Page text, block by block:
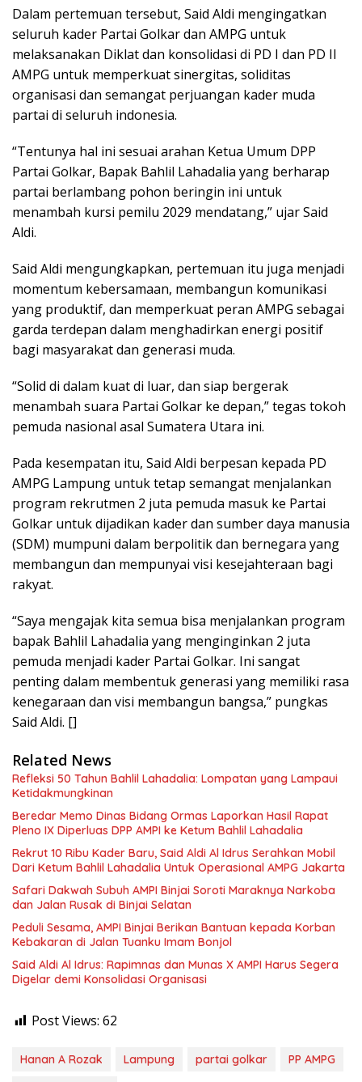
Dalam pertemuan tersebut, Said Aldi mengingatkan
seluruh kader Partai Golkar dan AMPG untuk
melaksanakan Diklat dan konsolidasi di PD I dan PD II
AMPG untuk memperkuat sinergitas, soliditas
organisasi dan semangat perjuangan kader muda
partai di seluruh indonesia.
“Tentunya hal ini sesuai arahan Ketua Umum DPP
Partai Golkar, Bapak Bahlil Lahadalia yang berharap
partai berlambang pohon beringin ini untuk
menambah kursi pemilu 2029 mendatang,” ujar Said
Aldi.
Said Aldi mengungkapkan, pertemuan itu juga menjadi
momentum kebersamaan, membangun komunikasi
yang produktif, dan memperkuat peran AMPG sebagai
garda terdepan dalam menghadirkan energi positif
bagi masyarakat dan generasi muda.
“Solid di dalam kuat di luar, dan siap bergerak
menambah suara Partai Golkar ke depan,” tegas tokoh
pemuda nasional asal Sumatera Utara ini.
Pada kesempatan itu, Said Aldi berpesan kepada PD
AMPG Lampung untuk tetap semangat menjalankan
program rekrutmen 2 juta pemuda masuk ke Partai
Golkar untuk dijadikan kader dan sumber daya manusia
(SDM) mumpuni dalam berpolitik dan bernegara yang
membangun dan mempunyai visi kesejahteraan bagi
rakyat.
“Saya mengajak kita semua bisa menjalankan program
bapak Bahlil Lahadalia yang menginginkan 2 juta
pemuda menjadi kader Partai Golkar. Ini sangat
penting dalam membentuk generasi yang memiliki rasa
kenegaraan dan visi membangun bangsa,” pungkas
Said Aldi. []
Related News
Refleksi 50 Tahun Bahlil Lahadalia: Lompatan yang Lampaui
Ketidakmungkinan
Beredar Memo Dinas Bidang Ormas Laporkan Hasil Rapat
Pleno IX Diperluas DPP AMPI ke Ketum Bahlil Lahadalia
Rekrut 10 Ribu Kader Baru, Said Aldi Al Idrus Serahkan Mobil
Dari Ketum Bahlil Lahadalia Untuk Operasional AMPG Jakarta
Safari Dakwah Subuh AMPI Binjai Soroti Maraknya Narkoba
dan Jalan Rusak di Binjai Selatan
Peduli Sesama, AMPI Binjai Berikan Bantuan kepada Korban
Kebakaran di Jalan Tuanku Imam Bonjol
Said Aldi Al Idrus: Rapimnas dan Munas X AMPI Harus Segera
Digelar demi Konsolidasi Organisasi
Post Views: 62
Hanan A Rozak Lampung partai golkar
PP AMPG